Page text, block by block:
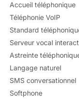
Accueil téléphonique
Téléphonie VoIP
Standard
Serveur vocal
Astreinte
Langage naturel
SMS conversationnel
Softphone